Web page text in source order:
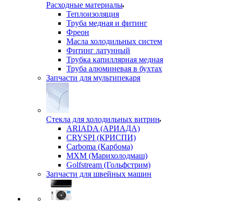
Расходные материалы
Теплоизоляция
Труба медная и фитинг
Фреон
Масла холодильных систем
Фитинг латунный
Трубка капиллярная медная
Труба алюминевая в бухтах
Запчасти для мультипекаря
Стекла для холодильных витрин
ARIADA (АРИАДА)
CRYSPI (КРИСПИ)
Carboma (Карбома)
MXM (Марихолодмаш)
Golfstream (Гольфстрим)
Запчасти для швейных машин